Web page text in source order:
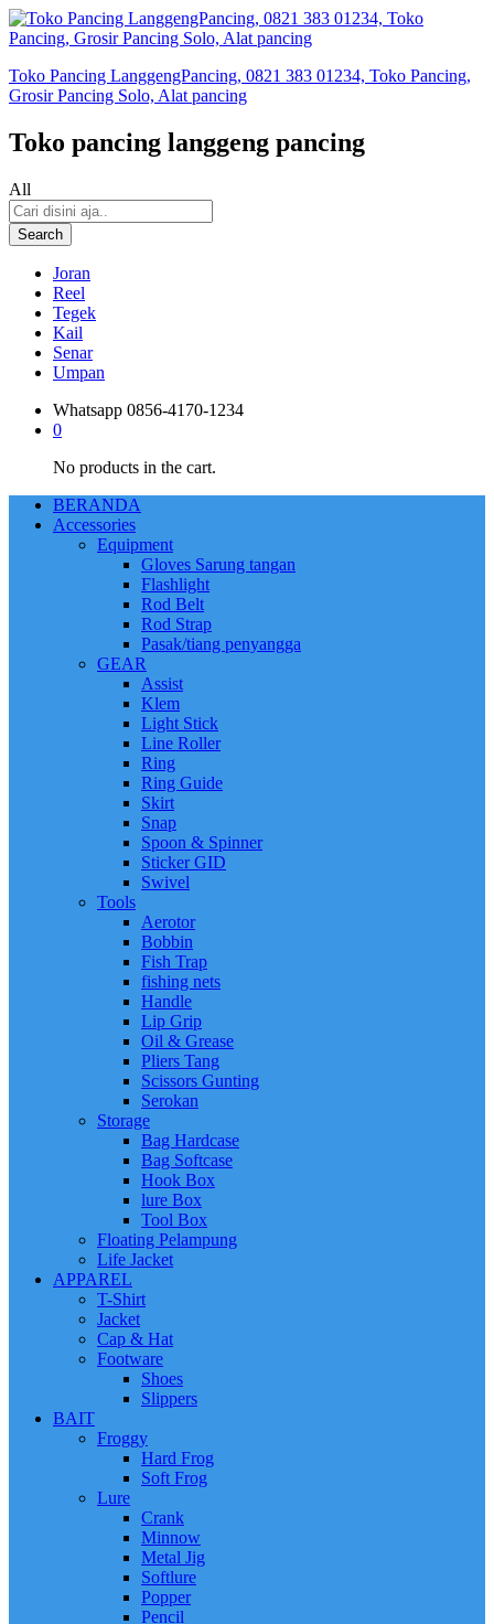
Toko Pancing LanggengPancing, 0821 383 01234, Toko Pancing,
Grosir Pancing Solo, Alat pancing
Toko pancing langgeng pancing
All
Search
Joran
Reel
Tegek
Kail
Senar
Umpan
Whatsapp 0856-4170-1234
0
No products in the cart.
BERANDA
Accessories
Equipment
Gloves Sarung tangan
Flashlight
Rod Belt
Rod Strap
Pasak/tiang penyangga
GEAR
Assist
Klem
Light Stick
Line Roller
Ring
Ring Guide
Skirt
Snap
Spoon & Spinner
Sticker GID
Swivel
Tools
Aerotor
Bobbin
Fish Trap
fishing nets
Handle
Lip Grip
Oil & Grease
Pliers Tang
Scissors Gunting
Serokan
Storage
Bag Hardcase
Bag Softcase
Hook Box
lure Box
Tool Box
Floating Pelampung
Life Jacket
APPAREL
T-Shirt
Jacket
Cap & Hat
Footware
Shoes
Slippers
BAIT
Froggy
Hard Frog
Soft Frog
Lure
Crank
Minnow
Metal Jig
Softlure
Popper
Pencil